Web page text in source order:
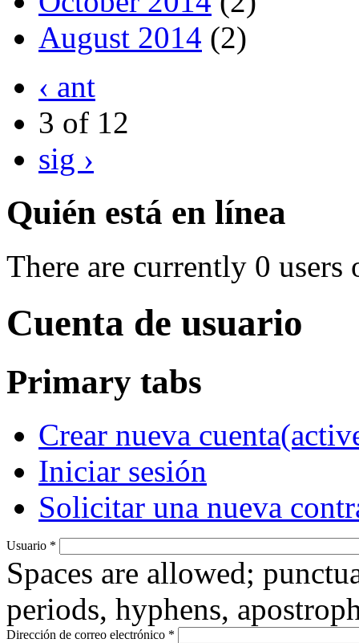
August 2014 (2)
‹ ant
3 of 12
sig ›
Quién está en línea
There are currently 0 users
Cuenta de usuario
Primary tabs
Crear nueva cuenta
Iniciar sesión
Solicitar una nueva
Usuario *
Spaces are allowed;
periods, hyphens,
Dirección de correo electrónico *